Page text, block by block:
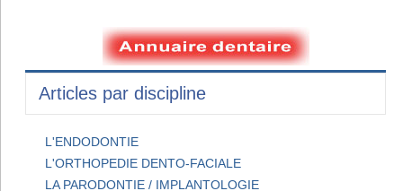
Articles par discipline
L'ENDODONTIE
L'ORTHOPEDIE DENTO-FACIALE
LA PARODONTIE / IMPLANTOLOGIE